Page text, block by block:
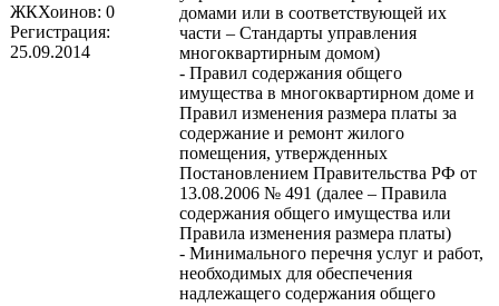
ЖКХоинов: 0
Регистрация:
25.09.2014
домами или в соответствующей их
части – Стандарты управления
многоквартирным домом)
- Правил содержания общего
имущества в многоквартирном доме и
Правил изменения размера платы за
содержание и ремонт жилого
помещения, утвержденных
Постановлением Правительства РФ от
13.08.2006 № 491 (далее – Правила
содержания общего имущества или
Правила изменения размера платы)
- Минимального перечня услуг и работ,
необходимых для обеспечения
надлежащего содержания общего